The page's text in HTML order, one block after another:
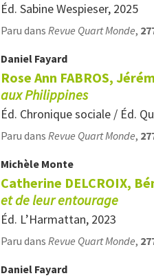
Éd. Sabine Wespieser, 2025
Paru dans Revue Quart Monde,
Daniel Fayard
Rose Ann FABROS,
aux Philippines
Éd. Chronique sociale / Éd.
Paru dans Revue Quart Monde,
Michèle Monte
Catherine DELCROIX,
etde leur entourage
Éd. L’Harmattan, 2023
Paru dans Revue Quart Monde,
Daniel Fayard